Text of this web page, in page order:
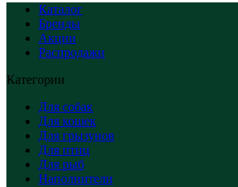
Каталог
Бренды
Акции
Распродажи
Категории
Для собак
Для кошек
Для грызунов
Для птиц
Для рыб
Наполнители